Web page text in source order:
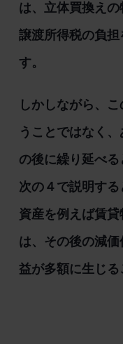
は、立体買換えの
譲渡所得税の負
す。
しかしながら、
うことではなく
の後に繰り延べる
次の４で説明す
資産を例えば賃
は、その後の減
益が多額に生じる